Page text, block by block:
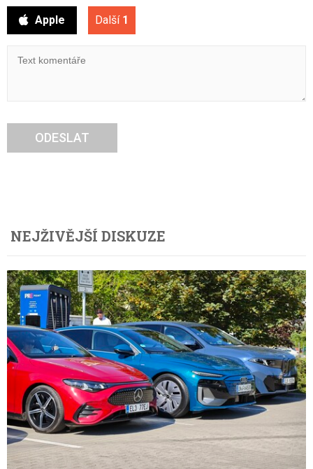
Apple Další 1
ODESLAT
NEJŽIVĚJŠÍ DISKUZE